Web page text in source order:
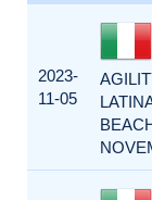
2023-
11-05